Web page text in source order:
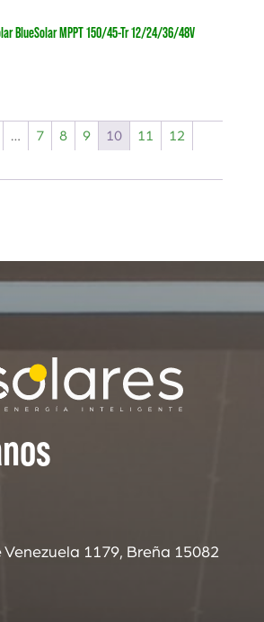
BlueSolar MPPT 150/45-Tr 12/24/36/48V
… 7 8 9 10 11
12
1179, Breña 15082